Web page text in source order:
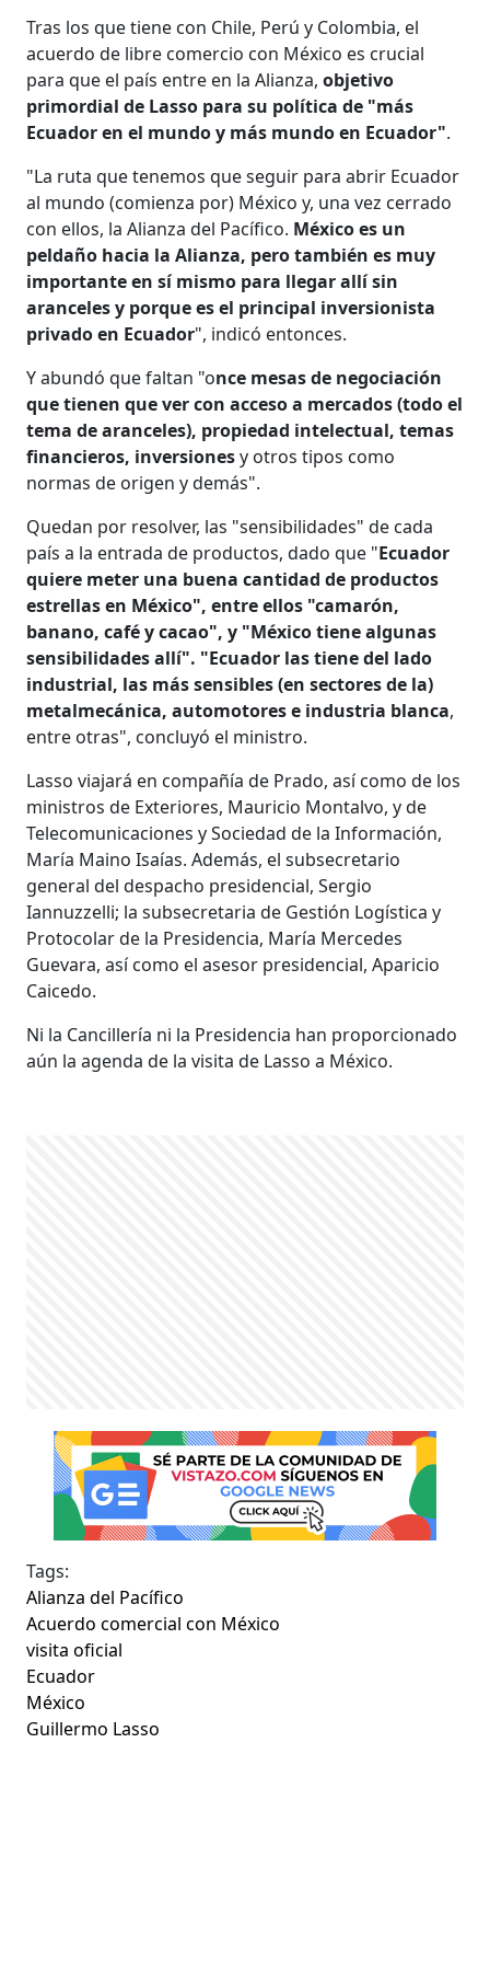
Tras los que tiene con Chile, Perú y Colombia, el
acuerdo de libre comercio con México es crucial
para que el país entre en la Alianza,objetivo
primordial de Lasso para su política de "más
Ecuador en el mundo y más mundo en Ecuador".
"La ruta que tenemos que seguir para abrir Ecuador
al mundo (comienza por) México y, una vez cerrado
con ellos, la Alianza del Pacífico. México es un
peldaño hacia la Alianza, pero también es muy
importante en sí mismo para llegar allí sin
aranceles y porque es el principal inversionista
privado en Ecuador", indicó entonces.
Y abundó que faltan "once mesas de negociación
que tienen que ver con acceso a mercados (todo el
tema de aranceles), propiedad intelectual, temas
financieros, inversionesy otros tipos como
normas de origen y demás".
Quedan por resolver, las "sensibilidades" de cada
país a la entrada de productos, dado que "Ecuador
quiere meter una buena cantidad de productos
estrellas en México", entre ellos "camarón,
banano, café y cacao", y "México tiene algunas
sensibilidades allí". "Ecuador las tiene del lado
industrial, las más sensibles (en sectores de la)
metalmecánica, automotores e industria blanca,
entre otras", concluyó el ministro.
Lasso viajará en compañía de Prado, así como de los
ministros de Exteriores, Mauricio Montalvo, y de
Telecomunicaciones y Sociedad de la Información,
María Maino Isaías. Además, el subsecretario
general del despacho presidencial, Sergio
Iannuzzelli; la subsecretaria de Gestión Logística y
Protocolar de la Presidencia, María Mercedes
Guevara, así como el asesor presidencial, Aparicio
Caicedo.
Ni la Cancillería ni la Presidencia han proporcionado
aún la agenda de la visita de Lasso a México.
Tags:
Alianza del Pacífico
Acuerdo comercial con México
visita oficial
Ecuador
México
Guillermo Lasso